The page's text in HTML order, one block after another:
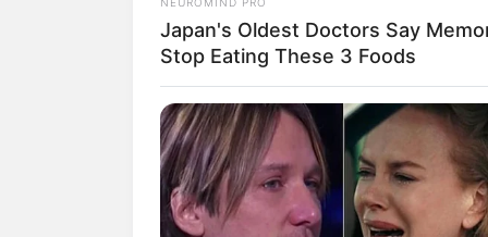
Japan's Oldest Doctors Say
Stop Eating These 3 Foods